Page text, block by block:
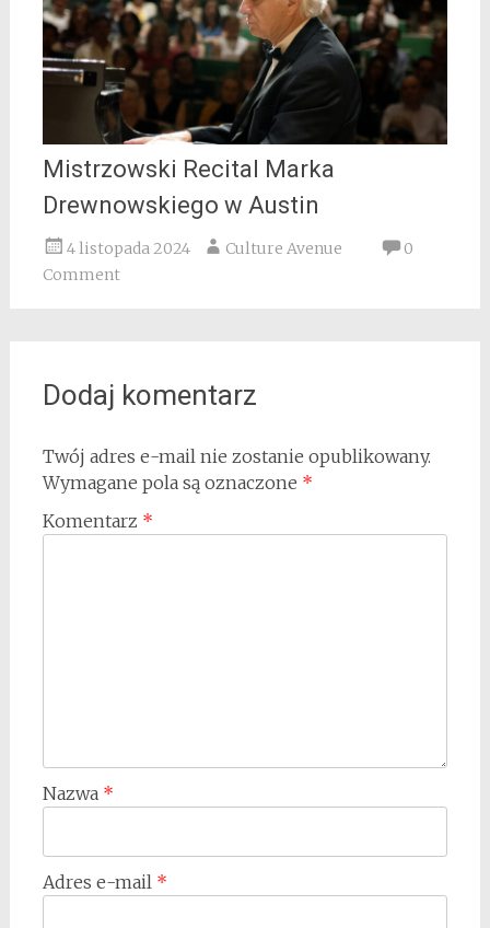
Mistrzowski Recital Marka
Drewnowskiego w Austin
4 listopada 2024 Culture Avenue
0
Comment
Dodaj komentarz
Twój adres e-mail nie zostanie opublikowany.
Wymagane pola są oznaczone *
Komentarz *
Nazwa *
Adres e-mail *